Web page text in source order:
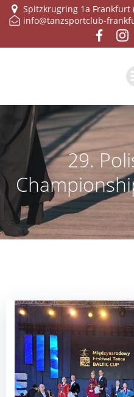
Spitzkrugring 1a Frankfurt
info@tanzsportclub-
29.